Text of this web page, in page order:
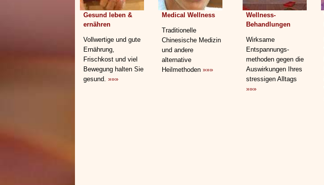
Gesund leben &
ernähren
Vollwertige und gute
Ernährung,
Frischkost und viel
Bewegung halten Sie
gesund. »»»
Medical Wellness
Traditionelle
Chinesische Medizin
und andere
alternative
Heilmethoden »»»
Wellness-
Behandlungen
Wirksame
Entspannungs­
methoden gegen die
Auswirkungen Ihres
stressigen Alltags
»»»